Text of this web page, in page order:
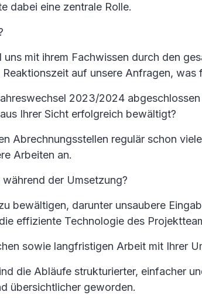
dabei eine zentrale Rolle.
mit ihrem Fachwissen durch den
auf unsere Anfragen,
2023/2024
Ihrer Sicht erfolgreich bewältigt?
Abrechnungsstellen regulär schon
Arbeiten an.
der Umsetzung?
bewältigen, darunter unsaubere
effiziente Technologie des
sowie langfristigen Arbeit mit Ihrer
die Abläufe strukturierter, einfacher
übersichtlicher geworden.